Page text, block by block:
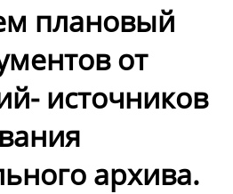
плановый
от
источников
архива.